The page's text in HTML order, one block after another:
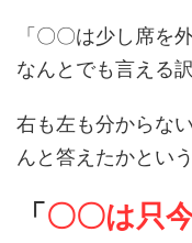
「〇〇は少し席を
なんとでも言える訳
右も左も分からな
んと答えたかという
「〇〇は只